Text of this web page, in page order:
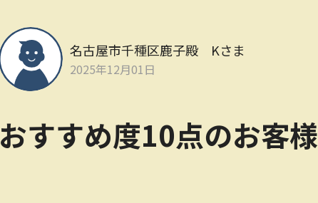
名古屋市千種区鹿子殿 Kさま
2025年12月01日
おすすめ度10点のお客様